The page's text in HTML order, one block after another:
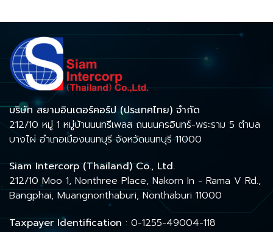
บริษัท สยามอินเตอร์คอร์ป (ประเทศไทย) จำกัด
212/10 หมู่ 1 หมู่บ้านนนทรีเพลส ถนนนครอินทร์-พระราม 5 ตำบล
บางไผ่ อำเภอเมืองนนทบุรี จังหวัดนนทบุรี 11000
Siam Intercorp (Thailand) Co., Ltd.
212/10 Moo 1, Nonthree Place, Nakorn In - Rama V Rd.,
Bangphai, Muangnonthaburi, Nonthaburi 11000
Taxpayer Identification : 0-1255-49004-118